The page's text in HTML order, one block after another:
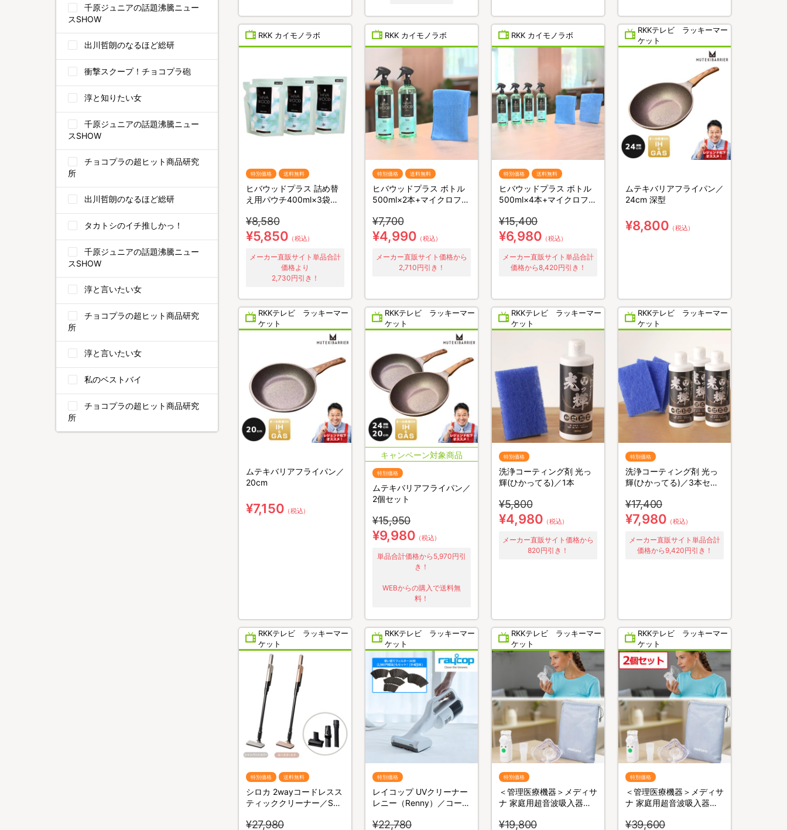
RKK カイモノラボ
特別価格 送料無料
ヒバウッドプラス 詰め替
え用パウチ400ml×3袋／
虫忌避剤
¥8,580
¥5,850 （税込）
メーカー直販サイト単品合計
価格より
2,730円引き！
RKK カイモノラボ
特別価格 送料無料
ヒバウッドプラス ボトル
500ml×2本+マイクロファ
スプレー／防虫剤／害虫忌
避剤
¥7,700
¥4,990 （税込）
メーカー直販サイト価格から
2,710円引き！
RKK カイモノラボ
特別価格 送料無料
ヒバウッドプラス ボトル
500ml×4本+マイクロファ
スプレー／防虫剤／害虫忌
避剤
¥15,400
¥6,980 （税込）
メーカー直販サイト単品合計
価格から8,420円引き！
RKKテレビ ラッキーマー
ケット
ムテキバリアフライパン／
24cm 深型
¥8,800 （税込）
RKKテレビ ラッキーマー
ケット
ムテキバリアフライパン／
20cm
¥7,150 （税込）
RKKテレビ ラッキーマー
ケット
特別価格
ムテキバリアフライパン／
2個セット
¥15,950
¥9,980 （税込）
単品合計価格から5,970円引
き！
WEBからの購入で送料無
料！
RKKテレビ ラッキーマー
ケット
特別価格
洗浄コーティング剤 光っ
輝(ひかってる)／1本
¥5,800
¥4,980 （税込）
メーカー直販サイト価格から
820円引き！
RKKテレビ ラッキーマー
ケット
特別価格
洗浄コーティング剤 光っ
輝(ひかってる)／3本セッ
¥17,400
¥7,980 （税込）
メーカー直販サイト単品合計
価格から9,420円引き！
RKKテレビ ラッキーマー
ケット
特別価格 送料無料
シロカ 2wayコードレスス
ティッククリーナー／SV-
¥27,980
RKKテレビ ラッキーマー
ケット
特別価格
レイコップ UVクリーナー
レニー（Renny）／コード
ー
¥22,780
RKKテレビ ラッキーマー
ケット
特別価格
＜管理医療機器＞メディサ
ナ 家庭用超音波吸入器／
¥19,800
RKKテレビ ラッキーマー
ケット
特別価格
＜管理医療機器＞メディサ
ナ 家庭用超音波吸入器／
¥39,600
千原ジュニアの話題沸騰ニュー
スSHOW
出川哲朗のなるほど総研
衝撃スクープ！チョコプラ砲
淳と知りたい女
千原ジュニアの話題沸騰ニュー
スSHOW
チョコプラの超ヒット商品研究
所
出川哲朗のなるほど総研
タカトシのイチ推しかっ！
千原ジュニアの話題沸騰ニュー
スSHOW
淳と言いたい女
チョコプラの超ヒット商品研究
所
淳と言いたい女
私のベストバイ
チョコプラの超ヒット商品研究
所